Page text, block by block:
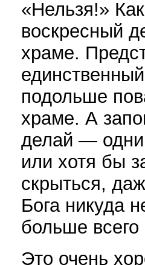
«Нельзя!»
воскресный
храме.
подольше
храме. А
делай — одни
или хотя бы
скрыться,
Бога никуда
больше
Это очень